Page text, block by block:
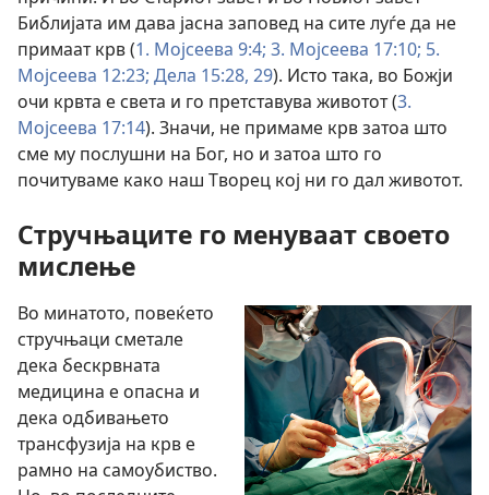
Библијата им дава јасна заповед на сите луѓе да не
примаат крв (1. Мојсеева 9:4; 3. Мојсеева 17:10; 5.
Мојсеева 12:23; Дела 15:28, 29). Исто така, во Божји
очи крвта е света и го претставува животот (3.
Мојсеева 17:14). Значи, не примаме крв затоа што
сме му послушни на Бог, но и затоа што го
почитуваме како наш Творец кој ни го дал животот.
Стручњаците го менуваат своето
мислење
Во минатото, повеќето
стручњаци сметале
дека бескрвната
медицина е опасна и
дека одбивањето
трансфузија на крв е
рамно на самоубиство.